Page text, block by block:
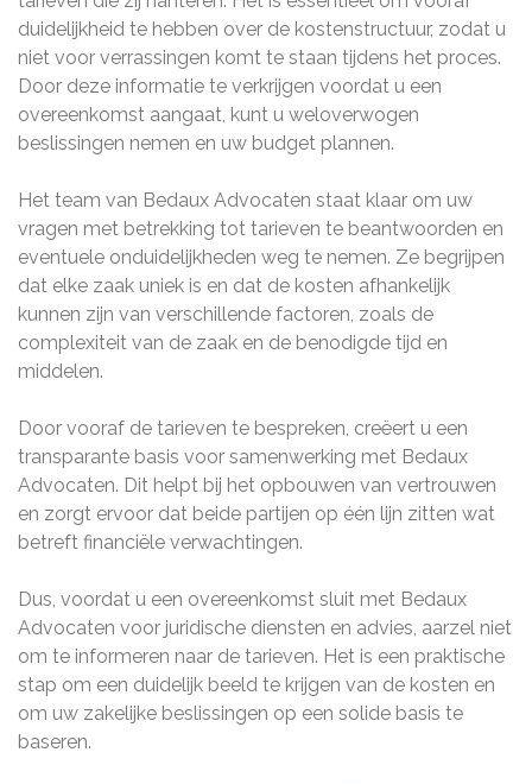
duidelijkheid te hebben over de kostenstructuur, zodat u
niet voor verrassingen komt te staan tijdens het proces.
Door deze informatie te verkrijgen voordat u een
overeenkomst aangaat, kunt u weloverwogen
beslissingen nemen en uw budget plannen.
Het team van Bedaux Advocaten staat klaar om uw
vragen met betrekking tot tarieven te beantwoorden en
eventuele onduidelijkheden weg te nemen. Ze begrijpen
dat elke zaak uniek is en dat de kosten afhankelijk
kunnen zijn van verschillende factoren, zoals de
complexiteit van de zaak en de benodigde tijd en
middelen.
Door vooraf de tarieven te bespreken, creëert u een
transparante basis voor samenwerking met Bedaux
Advocaten. Dit helpt bij het opbouwen van vertrouwen
en zorgt ervoor dat beide partijen op één lijn zitten wat
betreft financiële verwachtingen.
Dus, voordat u een overeenkomst sluit met Bedaux
Advocaten voor juridische diensten en advies, aarzel niet
om te informeren naar de tarieven. Het is een praktische
stap om een duidelijk beeld te krijgen van de kosten en
om uw zakelijke beslissingen op een solide basis te
baseren.